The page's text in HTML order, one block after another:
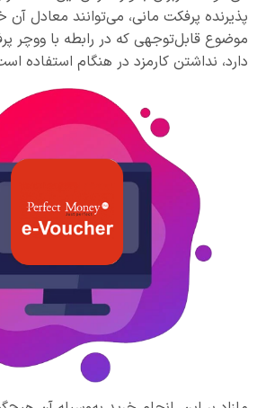
پذیرنده پرفکت مانی، می‌توانند معادل آن
موضوع قابل‌توجهی که در رابطه با ووچر
دارد، نداشتن کارمزد در هنگام استفاده